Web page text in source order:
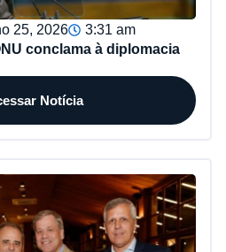
25, 2026
3:31 am
conclama à diplomacia
Notícia